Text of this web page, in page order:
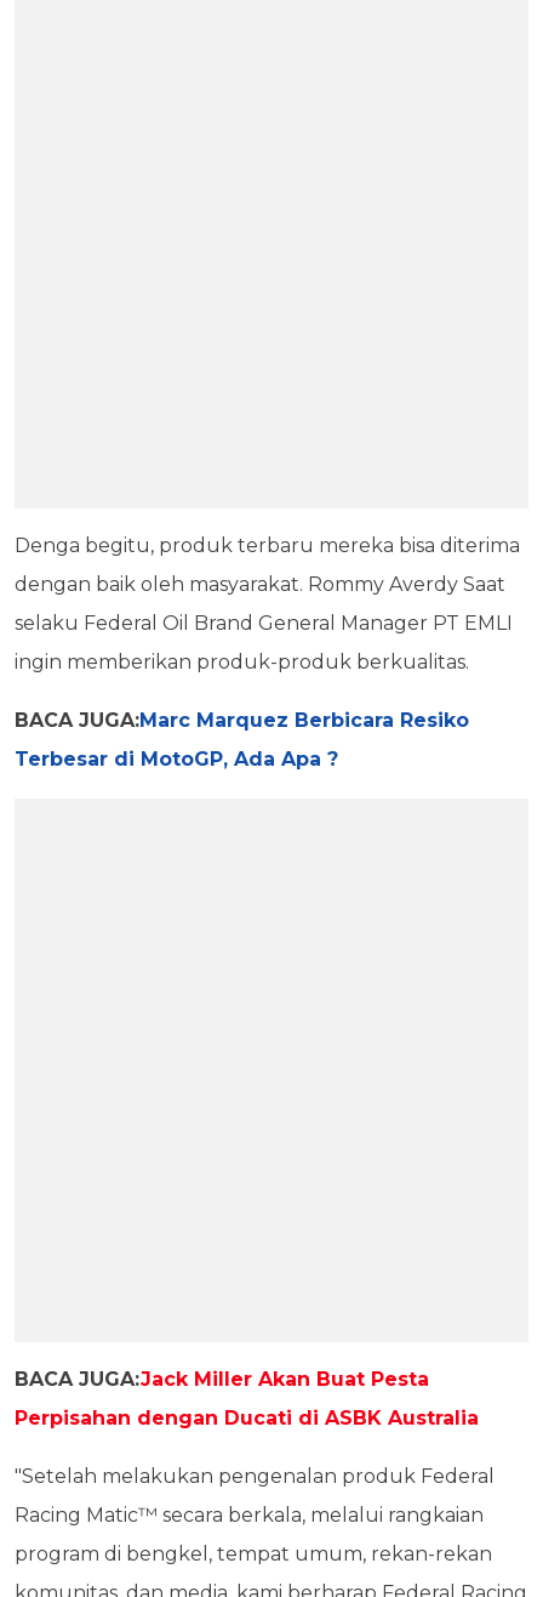
Denga begitu, produk terbaru mereka bisa diterima
dengan baik oleh masyarakat. Rommy Averdy Saat
selaku Federal Oil Brand General Manager PT EMLI
ingin memberikan produk-produk berkualitas.
BACA JUGA:Marc Marquez Berbicara Resiko
Terbesar di MotoGP, Ada Apa ?
BACA JUGA:Jack Miller Akan Buat Pesta
Perpisahan dengan Ducati di ASBK Australia
"Setelah melakukan pengenalan produk Federal
Racing Matic™ secara berkala, melalui rangkaian
program di bengkel, tempat umum, rekan-rekan